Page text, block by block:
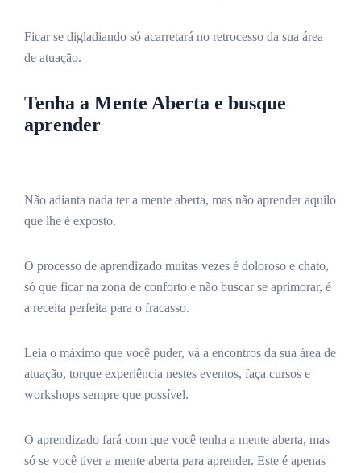
Ficar se digladiando só acarretará no retrocesso da sua área
de atuação.
Tenha a Mente Aberta e busque
aprender
Não adianta nada ter a mente aberta, mas não aprender aquilo
que lhe é exposto.
O processo de aprendizado muitas vezes é doloroso e chato,
só que ficar na zona de conforto e não buscar se aprimorar, é
a receita perfeita para o fracasso.
Leia o máximo que você puder, vá a encontros da sua área de
atuação, torque experiência nestes eventos, faça cursos e
workshops sempre que possível.
O aprendizado fará com que você tenha a mente aberta, mas
só se você tiver a mente aberta para aprender. Este é apenas